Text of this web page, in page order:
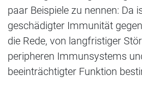
paar Beispiele zu nennen: Da
geschädigter Immunität
die Rede, von langfristiger
peripheren Immunsystems
beeinträchtigter Funktion